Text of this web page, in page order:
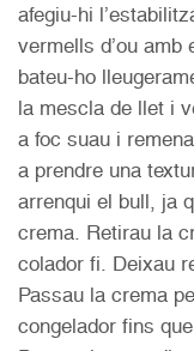
afegiu-hi
vermells d’ou
bateu-ho
la mescla de llet i
a foc suau i
a prendre una
arrenqui el bull, ja
crema. Retirau la
colador fi. Deixau
Passau la crema
congelador fins